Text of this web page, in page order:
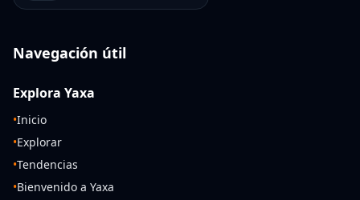
Navegación útil
Explora Yaxa
•Inicio
•Explorar
•Tendencias
•Bienvenido a Yaxa